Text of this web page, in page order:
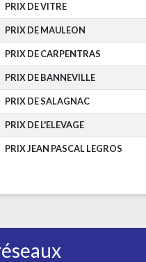
PRIX DE VITRE
PRIX DE MAULEON
PRIX DE CARPENTRAS
PRIX DE BANNEVILLE
PRIX DE SALAGNAC
PRIX DE L'ELEVAGE
PRIX JEAN PASCAL LEGROS